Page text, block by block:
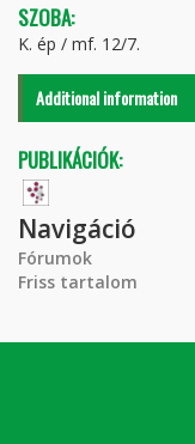
SZOBA:
K. ép / mf. 12/7.
Additional information
PUBLIKÁCIÓK:
Navigáció
Fórumok
Friss tartalom